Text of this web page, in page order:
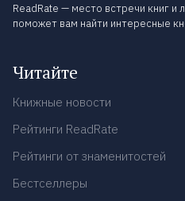
ReadRate — место встречи книг и
поможет вам найти интересные
Читайте
Книжные новости
Рейтинги ReadRate
Рейтинги от знаменитостей
Бестселлеры